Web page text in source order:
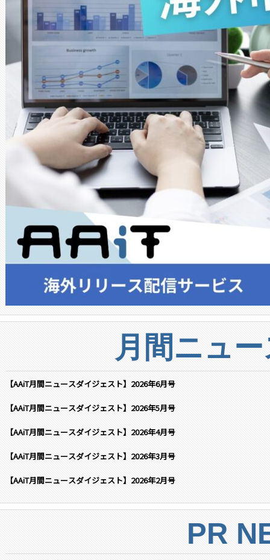
月間ニュ
【AAiT月間ニュースダイジェスト】2026年6月号
【AAiT月間ニュースダイジェスト】2026年5月号
【AAiT月間ニュースダイジェスト】2026年4月号
【AAiT月間ニュースダイジェスト】2026年3月号
【AAiT月間ニュースダイジェスト】2026年2月号
PR